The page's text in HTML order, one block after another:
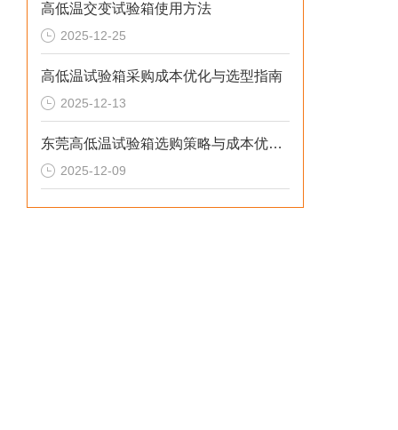
高低温交变试验箱使用方法
2025-12-25
高低温试验箱采购成本优化与选型指南
2025-12-13
东莞高低温试验箱选购策略与成本优化解决方案
2025-12-09